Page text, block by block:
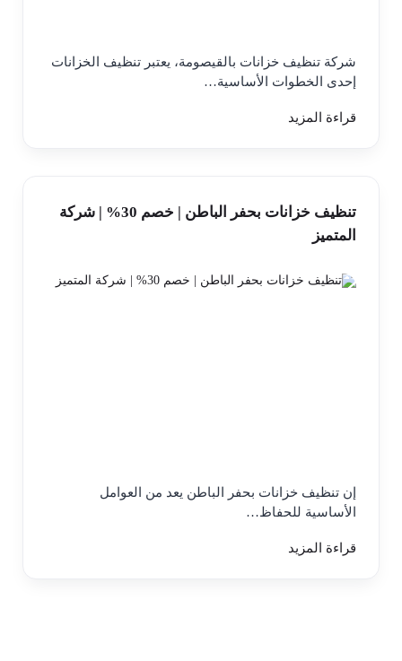
شركة تنظيف خزانات بالقيصومة، يعتبر تنظيف الخزانات
إحدى الخطوات الأساسية…
قراءة المزيد
تنظيف خزانات بحفر الباطن | خصم 30% | شركة
المتميز
إن تنظيف خزانات بحفر الباطن يعد من العوامل
الأساسية للحفاظ…
قراءة المزيد